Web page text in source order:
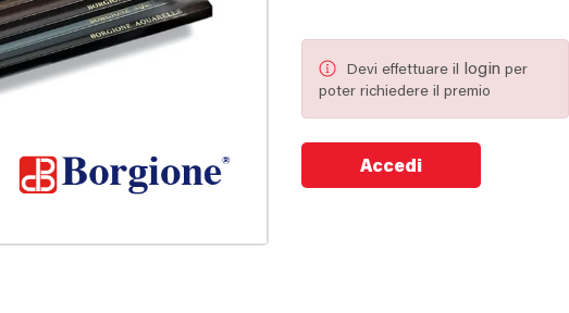
Devi effettuare il login per
poter richiedere il premio
Accedi